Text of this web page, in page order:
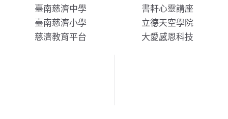
臺南慈濟中學
臺南慈濟小學
慈濟教育平台
書軒心靈講座
立德天空學院
大愛感恩科技